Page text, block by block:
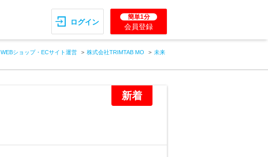
ログイン
簡単1分
会員登録
WEBショップ・ECサイト運営 株式会社TRIMTAB MO
未来
新着